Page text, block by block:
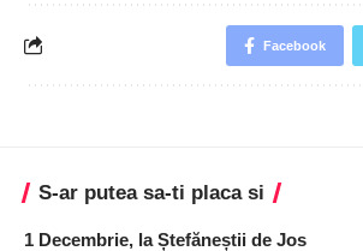
Facebook
S-ar putea sa-ti placa si
1 Decembrie, la Ștefăneștii de Jos